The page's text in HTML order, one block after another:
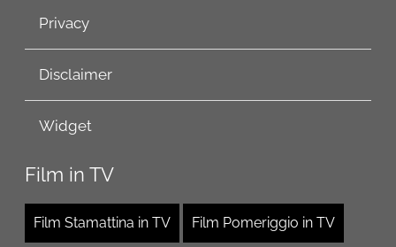
Privacy
Disclaimer
Widget
Film in TV
Film Stamattina in TV Film Pomeriggio in TV